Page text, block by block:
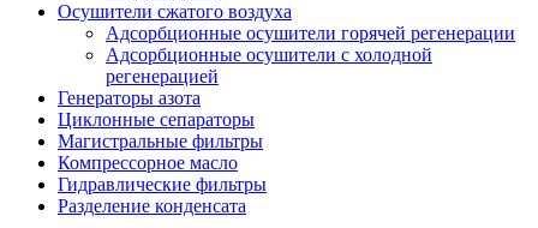
Осушители сжатого воздуха
Адсорбционные осушители горячей регенерации
Адсорбционные осушители с холодной
регенерацией
Генераторы азота
Циклонные сепараторы
Магистральные фильтры
Компрессорное масло
Гидравлические фильтры
Разделение конденсата